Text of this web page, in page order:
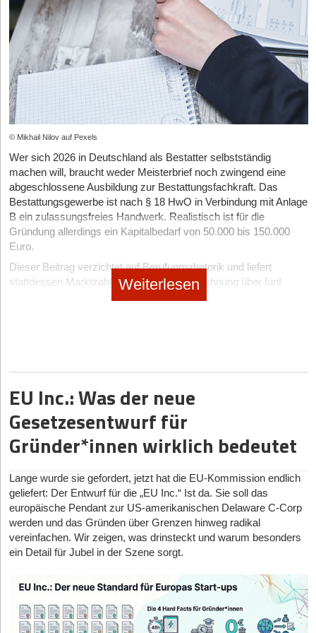
Auf der Dashboard-Seite erhalten registrierte User einen Überblick, welche Schritte
über neue Tools und Erweiterungen der GRÜNDER-NAVI auf dem
Die GRÜNDER-NAVI begleitet den Gründer mit hunderten
wertvollen Praxistipps von der Entwicklung und dem Shaping der
Unternehmen. Erfolgreich selbstständig machen – mit der
GRÜNDER-NAVI haben Sie die strukturierte Step-by-Step-
Anleitung zur Hand.
Beginnen Sie jetzt mit dem 1. Schritt der Gründer-Navi, der
Fragephase:
Zur Überblickseite mit allen Phasen, und Haupt-Steps:
© Mikhail Nilov auf Pexels
Wer sich 2026 in Deutschland als Bestatter selbstständig
machen will, braucht weder Meisterbrief noch zwingend eine
abgeschlossene Ausbildung zur Bestattungsfachkraft. Das
Bestattungsgewerbe ist nach § 18 HwO in Verbindung mit Anlage
B ein zulassungsfreies Handwerk. Realistisch ist für die
Gründung allerdings ein Kapitalbedarf von 50.000 bis 150.000
Euro.
Dieser Beitrag verzichtet auf Berufungsrhetorik und liefert
stattdessen Marktzahlen, eine Aufwandsrechnung über fünf
© RDNE Stock project auf Pexels
Das Wichtigste in Kürze
Ein Meisterbrief ist für die Gründung nicht erforderlich.
Der realistische Kapitalbedarf für eine Neugründung im Jahr
Weiterlesen
EU Inc.: Was der neue
Gesetzesentwurf für
Gründer*innen wirklich bedeutet
Lange wurde sie gefordert, jetzt hat die EU-Kommission endlich
geliefert: Der Entwurf für die „EU Inc.“ Ist da. Sie soll das
europäische Pendant zur US-amerikanischen Delaware C-Corp
werden und das Gründen über Grenzen hinweg radikal
vereinfachen. Wir zeigen, was drinsteckt und warum besonders
ein Detail für Jubel in der Szene sorgt.